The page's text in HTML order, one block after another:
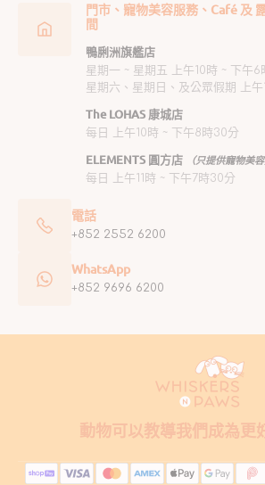
門市、寵物美容服務、Café 及
間
鴨脷洲旗艦店
星期一 ~ 星期五 上午10時 ~ 下午6
星期六、星期日、及公眾假期 上
The LOHAS 康城店
每日 上午10時 ~ 下午8時30分
ELEMENTS 圓方店 （只提供寵物美容
每日 上午11時 ~ 下午7時30分
電話
+852 2552 6200
WhatsApp
+852 9696 6200
動物可以教導我們成為更